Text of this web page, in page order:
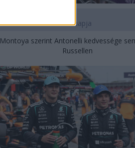
1 napja
Montoya szerint Antonelli kedvessége
Russellen